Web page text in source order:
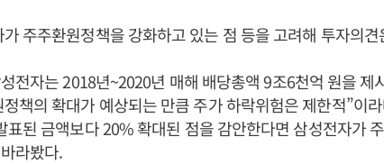
주주환원정책을 강화하고 있는 점 등을 고려해 투자의
전자는 2018년~2020년 매해 배당총액 9조6천억 원을 제
책의 확대가 예상되는 만큼 주가 하락위험은 제한적”이
표된 금액보다 20% 확대된 점을 감안한다면 삼성전자가
라봤다.